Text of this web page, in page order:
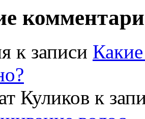
к записи
Куликов к